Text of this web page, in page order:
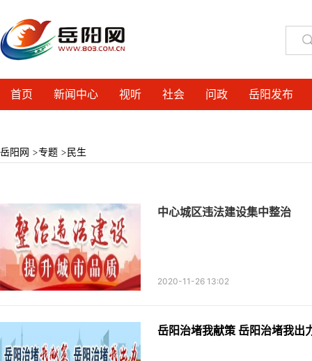
首页 新闻中心 视听 社会 问政 岳阳发布
岳阳网 >专题 >民生
中心城区违法建设集中整治
2020-11-26 13:02
岳阳治堵我献策 岳阳治堵我出